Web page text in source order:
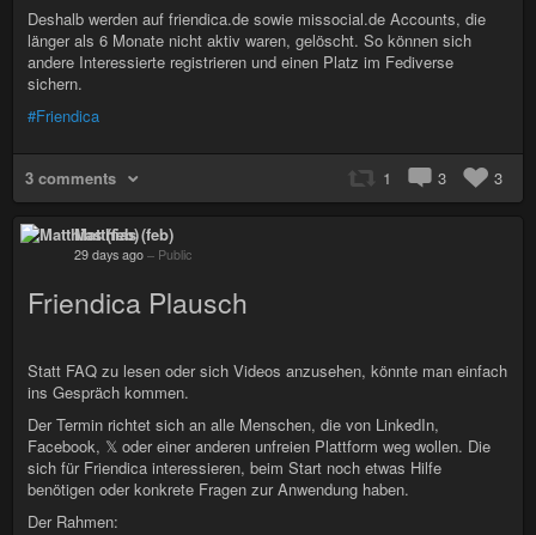
Deshalb werden auf friendica.de sowie missocial.de Accounts, die
länger als 6 Monate nicht aktiv waren, gelöscht. So können sich
andere Interessierte registrieren und einen Platz im Fediverse
sichern.
#Friendica
3 comments 1 3 3
Matthias (feb)
29 days ago – Public
Friendica Plausch
Statt FAQ zu lesen oder sich Videos anzusehen, könnte man einfach
ins Gespräch kommen.
Der Termin richtet sich an alle Menschen, die von LinkedIn,
Facebook, 𝕏 oder einer anderen unfreien Plattform weg wollen. Die
sich für Friendica interessieren, beim Start noch etwas Hilfe
benötigen oder konkrete Fragen zur Anwendung haben.
Der Rahmen: